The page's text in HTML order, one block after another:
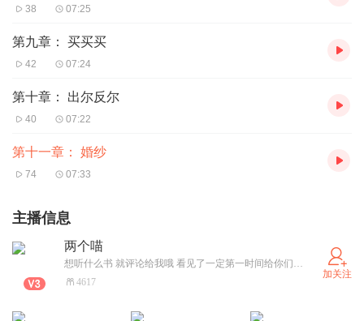
38 07:25
第九章： 买买买
42 07:24
第十章： 出尔反尔
40 07:22
第十一章： 婚纱
74 07:33
主播信息
两个喵
想听什么书 就评论给我哦 看见了一定第一时间给你们更新哈
4617
加关注